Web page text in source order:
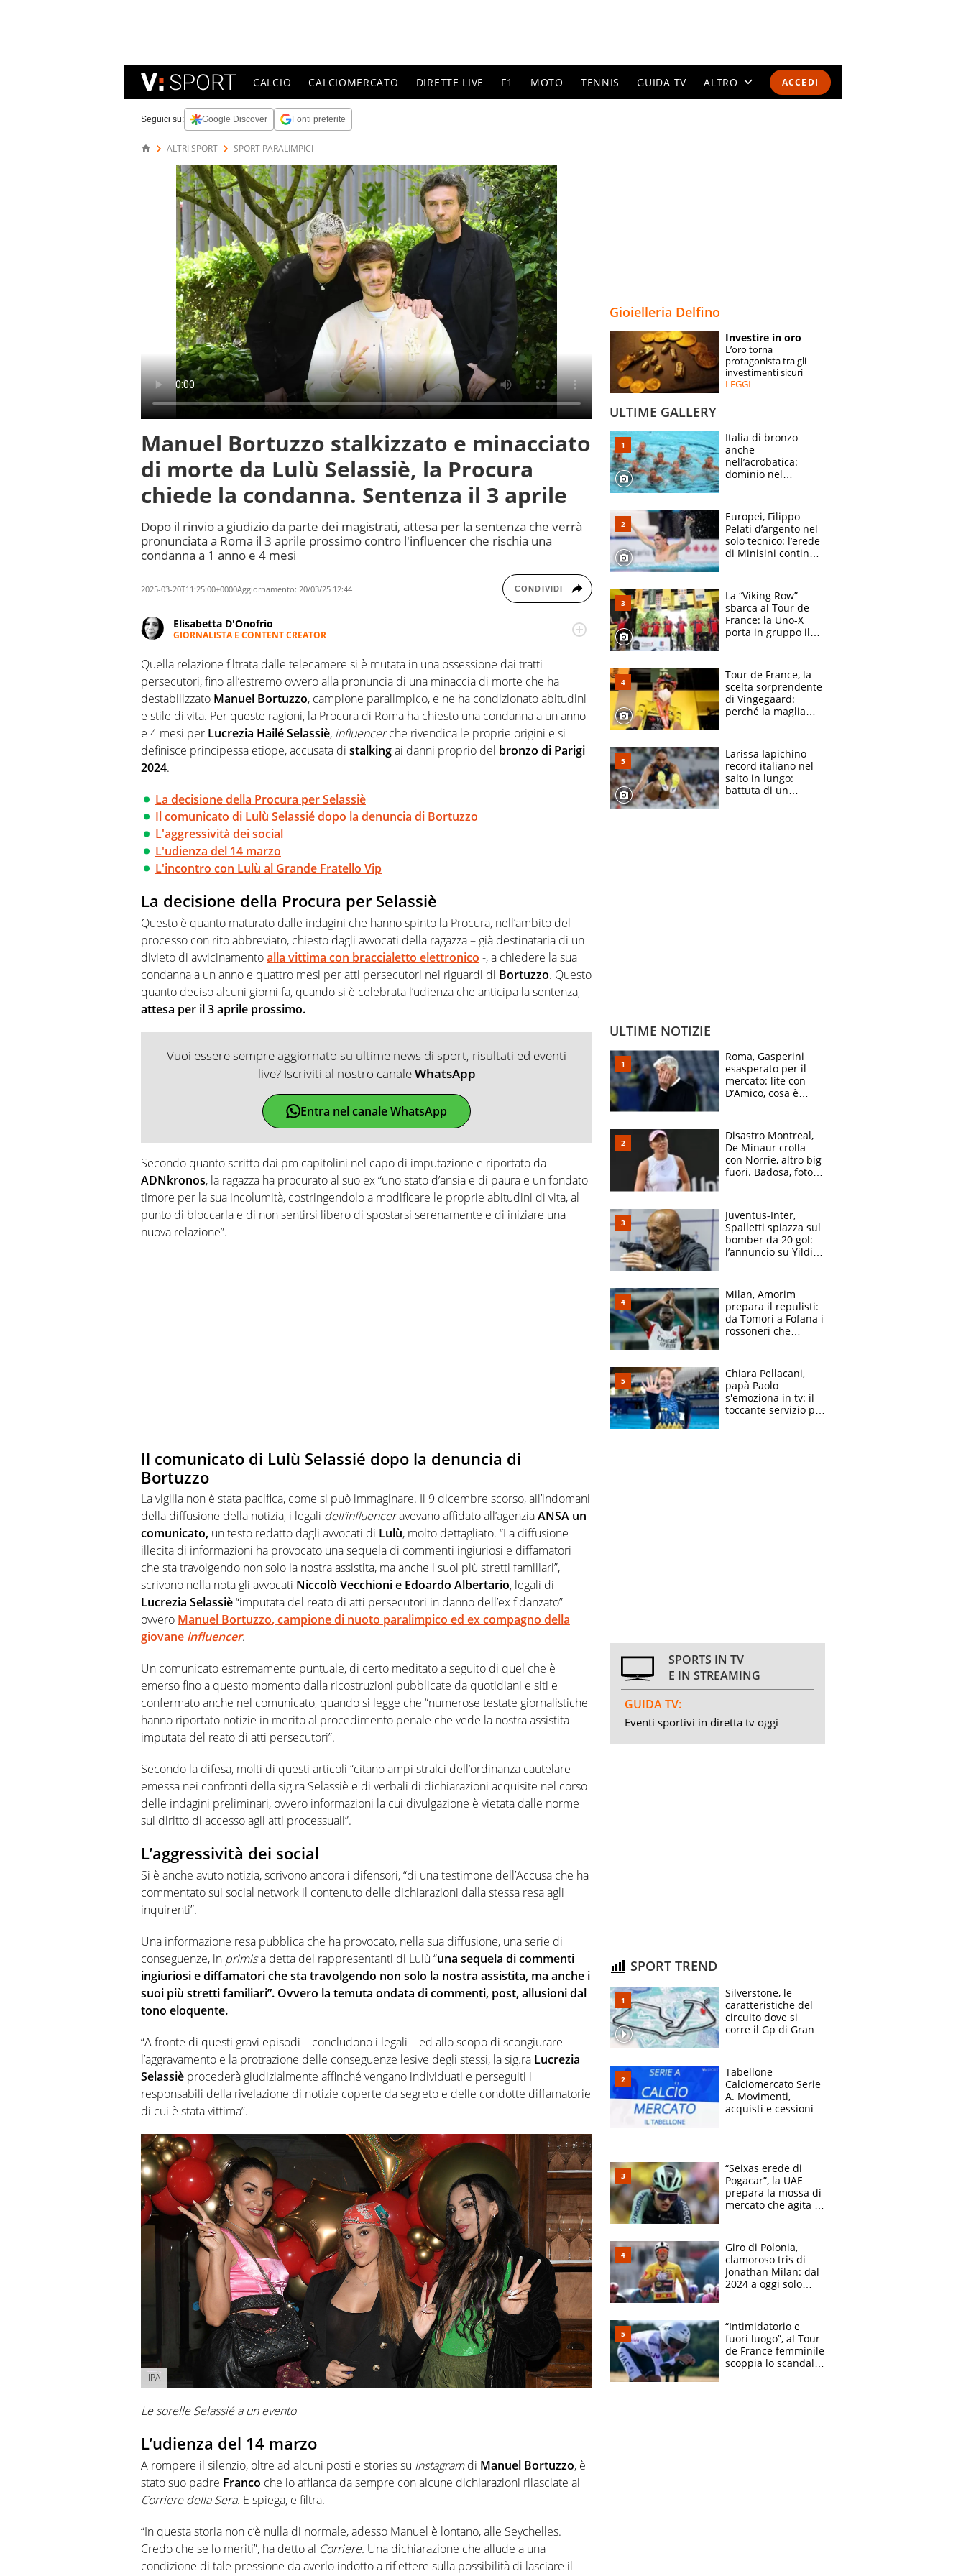
ACCEDI
CALCIO CALCIOMERCATO DIRETTE LIVE F1 MOTO TENNIS GUIDA TV ALTRO
SPECIALI
ESPERTI
Seguici su: Google Discover Fonti preferite
ALTRI SPORT SPORT PARALIMPICI
Manuel Bortuzzo stalkizzato e minacciato
di morte da Lulù Selassiè, la Procura
chiede la condanna. Sentenza il 3 aprile
Dopo il rinvio a giudizio da parte dei magistrati, attesa per la sentenza che verrà
pronunciata a Roma il 3 aprile prossimo contro l'influencer che rischia una
condanna a 1 anno e 4 mesi
2025-03-20T11:25:00+0000Aggiornamento: 20/03/25 12:44 CONDIVIDI
Elisabetta D'Onofrio
GIORNALISTA E CONTENT CREATOR
Giornalista professionista dal 2007, scrive per curiosità personale e necessità:
soprattutto di calcio, di sport e dei suoi protagonisti, concedendosi innocenti evasioni
nell'ambito della creazione di format. Un tempo ala destra, oggi si sente a suo agio nel
ruolo di libero. Cura una classifica riservata dei migliori 5 calciatori di sempre.
Quella relazione filtrata dalle telecamere si è mutata in una ossessione dai tratti
persecutori, fino all’estremo ovvero alla pronuncia di una minaccia di morte che ha
destabilizzato Manuel Bortuzzo, campione paralimpico, e ne ha condizionato abitudini
e stile di vita. Per queste ragioni, la Procura di Roma ha chiesto una condanna a un anno
e 4 mesi per Lucrezia Hailé Selassiè, influencerche rivendica le proprie origini e si
definisce principessa etiope, accusata di stalkingai danni proprio del bronzo di Parigi
2024.
La decisione della Procura per Selassiè
Il comunicato di Lulù Selassié dopo la denuncia di Bortuzzo
L'aggressività dei social
L'udienza del 14 marzo
L'incontro con Lulù al Grande Fratello Vip
La decisione della Procura per Selassiè
Questo è quanto maturato dalle indagini che hanno spinto la Procura, nell’ambito del
processo con rito abbreviato, chiesto dagli avvocati della ragazza – già destinataria di un
divieto di avvicinamentoalla vittima con braccialetto elettronico -, a chiedere la sua
condanna a un anno e quattro mesi per atti persecutori nei riguardi di Bortuzzo. Questo
quanto deciso alcuni giorni fa, quando si è celebrata l’udienza che anticipa la sentenza,
attesa per il 3 aprile prossimo.
Vuoi essere sempre aggiornato su ultime news di sport, risultati ed eventi
live? Iscriviti al nostro canaleWhatsApp
Entra nel canale WhatsApp
Secondo quanto scritto dai pm capitolini nel capo di imputazione e riportato da
ADNkronos, la ragazza ha procurato al suo ex “uno stato d’ansia e di paura e un fondato
timore per la sua incolumità, costringendolo a modificare le proprie abitudini di vita, al
punto di bloccarla e di non sentirsi libero di spostarsi serenamente e di iniziare una
nuova relazione”.
Il comunicato di Lulù Selassié dopo la denuncia di
Bortuzzo
La vigilia non è stata pacifica, come si può immaginare. Il 9 dicembre scorso, all’indomani
della diffusione della notizia, i legali dell’influenceravevano affidato all’agenziaANSA un
comunicato, un testo redatto dagli avvocati di Lulù, molto dettagliato. “La diffusione
illecita di informazioni ha provocato una sequela di commenti ingiuriosi e diffamatori
che sta travolgendo non solo la nostra assistita, ma anche i suoi più stretti familiari”,
scrivono nella nota gli avvocati Niccolò Vecchioni e Edoardo Albertario, legali di
Lucrezia Selassiè“imputata del reato di atti persecutori in danno dell’ex fidanzato”
ovvero Manuel Bortuzzo, campione di nuoto paralimpico ed ex compagno della
giovane influencer.
Un comunicato estremamente puntuale, di certo meditato a seguito di quel che è
emerso fino a questo momento dalla ricostruzioni pubblicate da quotidiani e siti e
confermato anche nel comunicato, quando si legge che “numerose testate giornalistiche
hanno riportato notizie in merito al procedimento penale che vede la nostra assistita
imputata del reato di atti persecutori”.
Secondo la difesa, molti di questi articoli “citano ampi stralci dell’ordinanza cautelare
emessa nei confronti della sig.ra Selassiè e di verbali di dichiarazioni acquisite nel corso
delle indagini preliminari, ovvero informazioni la cui divulgazione è vietata dalle norme
sul diritto di accesso agli atti processuali”.
L’aggressività dei social
Si è anche avuto notizia, scrivono ancora i difensori, “di una testimone dell’Accusa che ha
commentato sui social network il contenuto delle dichiarazioni dalla stessa resa agli
inquirenti”.
Una informazione resa pubblica che ha provocato, nella sua diffusione, una serie di
conseguenze, in primisa detta dei rappresentanti di Lulù “una sequela di commenti
ingiuriosi e diffamatori che sta travolgendo non solo la nostra assistita, ma anche i
suoi più stretti familiari”. Ovvero la temuta ondata di commenti, post, allusioni dal
tono eloquente.
“A fronte di questi gravi episodi – concludono i legali – ed allo scopo di scongiurare
l’aggravamento e la protrazione delle conseguenze lesive degli stessi, la sig.ra Lucrezia
Selassiè procederà giudizialmente affinché vengano individuati e perseguiti i
responsabili della rivelazione di notizie coperte da segreto e delle condotte diffamatorie
di cui è stata vittima”.
IPA
Le sorelle Selassié a un evento
L’udienza del 14 marzo
A rompere il silenzio, oltre ad alcuni posti e stories su Instagramdi Manuel Bortuzzo, è
stato suo padre Franco che lo affianca da sempre con alcune dichiarazioni rilasciate al
Corriere della Sera. E spiega, e filtra.
“In questa storia non c’è nulla di normale, adesso Manuel è lontano, alle Seychelles.
Credo che se lo meriti”, ha detto al Corriere. Una dichiarazione che allude a una
condizione di tale pressione da averlo indotto a riflettere sulla possibilità di lasciare il
Gioielleria Delfino
Investire in oro
L’oro torna
protagonista tra gli
investimenti sicuri
LEGGI
ULTIME GALLERY
Italia di bronzo
anche
nell’acrobatica:
dominio nel
e compagni
continuare
Europei, Filippo
Pelati d’argento nel
solo tecnico: l’erede
di Minisini continua
mirino
La “Viking Row”
sbarca al Tour de
France: la Uno-X
porta in gruppo il
compagni
Tour de France, la
scelta sorprendente
di Vingegaard:
perché la maglia
rischio da evitare
Larissa Iapichino
record italiano nel
salto in lungo:
battuta di un
ULTIME NOTIZIE
Roma, Gasperini
esasperato per il
mercato: lite con
D’Amico, cosa è
Disastro Montreal,
De Minaur crolla
con Norrie, altro big
fuori. Badosa, foto
Juventus-Inter,
Spalletti spiazza sul
bomber da 20 gol:
l’annuncio su Yildiz
Milan, Amorim
prepara il repulisti:
da Tomori a Fofana i
rossoneri che
Chiara Pellacani,
papà Paolo
s'emoziona in tv: il
toccante servizio per
SPORTS IN TV
E IN STREAMING
GUIDA TV:
Eventi sportivi in diretta tv oggi
SPORT TREND
Silverstone, le
caratteristiche del
circuito dove si
corre il Gp di Gran
Tabellone
Calciomercato Serie
A. Movimenti,
acquisti e cessioni:
“Seixas erede di
Pogacar”, la UAE
prepara la mossa di
mercato che agita la
a Burgos
Giro di Polonia,
clamoroso tris di
Jonathan Milan: dal
2024 a oggi solo
e Skerl
“Intimidatorio e
fuori luogo”, al Tour
de France femminile
scoppia lo scandalo: